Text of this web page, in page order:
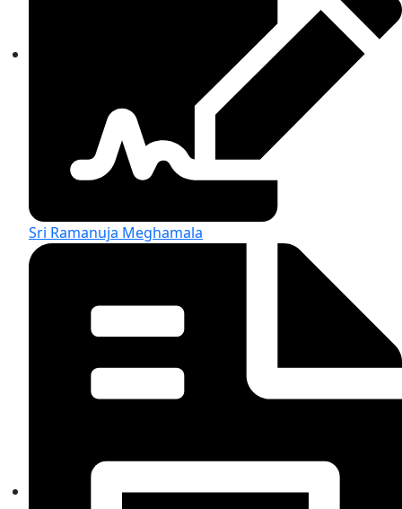
Sri Ramanuja Meghamala